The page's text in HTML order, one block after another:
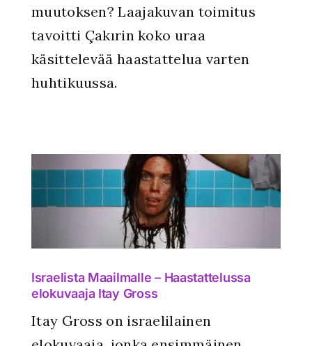
muutoksen? Laajakuvan toimitus
tavoitti Çakırin koko uraa
käsittelevää haastattelua varten
huhtikuussa.
Israelista Maailmalle – Haastattelussa
elokuvaaja Itay Gross
Itay Gross on israelilainen